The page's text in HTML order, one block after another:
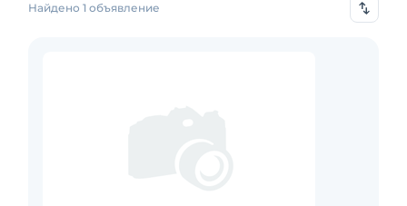
Найдено 1 объявление